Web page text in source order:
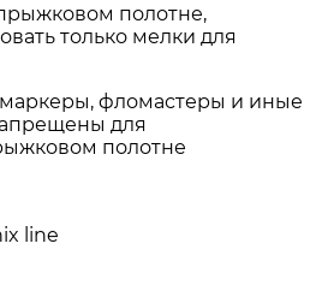
полотне,
только мелки для
маркеры, фломастеры и иные
для
полотне
line